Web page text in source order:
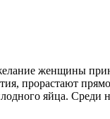
женщины
прорастают
яйца. Среди